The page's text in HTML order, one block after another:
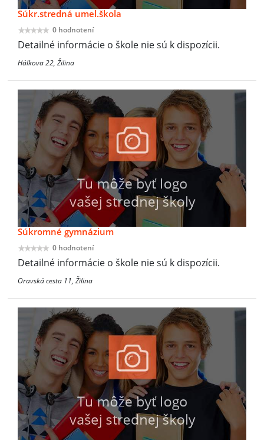
Súkr.stredná umel.škola
0 hodnotení
Detailné informácie o škole nie sú k dispozícii.
Hálkova 22, Žilina
Súkromné gymnázium
0 hodnotení
Detailné informácie o škole nie sú k dispozícii.
Oravská cesta 11, Žilina